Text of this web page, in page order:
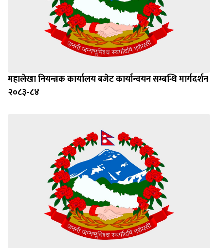
महालेखा नियन्त्रक कार्यालय बजेट कार्यान्वयन सम्बन्धि मार्गदर्शन
२०८३-८४